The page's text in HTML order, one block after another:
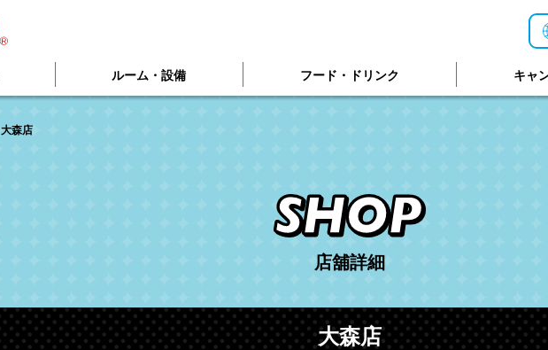
ルーム・設備 フード・ドリンク キャ
大森店
店舖詳細
大森店